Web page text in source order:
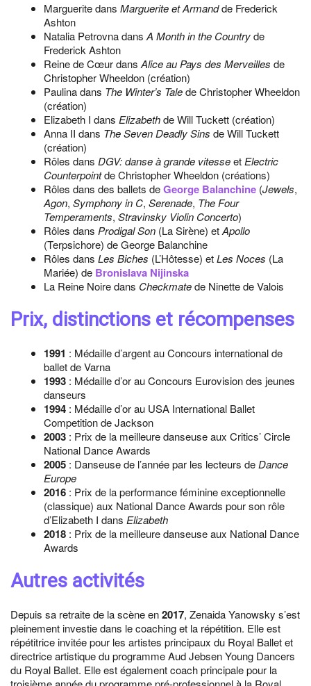
Marguerite dans Marguerite et Armandde Frederick
Ashton
Natalia Petrovna dansA Month in the Countryde
Frederick Ashton
Reine de Cœur dansAlice au Pays des Merveilles de
Christopher Wheeldon (création)
Paulina dans The Winter’s Talede Christopher Wheeldon
(création)
Elizabeth I dans Elizabethde Will Tuckett (création)
Anna II dans The Seven Deadly Sins de Will Tuckett
(création)
Rôles dans DGV: danse à grande vitesseetElectric
Counterpointde Christopher Wheeldon (créations)
Rôles dans des ballets deGeorge Balanchine (Jewels,
Agon, Symphony in C, Serenade, The Four
Temperaments, Stravinsky Violin Concerto)
Rôles dans Prodigal Son (La Sirène) etApollo
(Terpsichore) de George Balanchine
Rôles dans Les Biches (L’Hôtesse) etLes Noces (La
Mariée) de Bronislava Nijinska
La Reine Noire dans Checkmatede Ninette de Valois
Prix, distinctions et récompenses
1991 : Médaille d’argent au Concours international de
ballet de Varna
1993 : Médaille d’or au Concours Eurovision des jeunes
danseurs
1994 : Médaille d’or au USA International Ballet
Competition de Jackson
2003 : Prix de la meilleure danseuse aux Critics’ Circle
National Dance Awards
2005 : Danseuse de l’année par les lecteurs deDance
Europe
2016 : Prix de la performance féminine exceptionnelle
(classique) aux National Dance Awards pour son rôle
d’Elizabeth I dans Elizabeth
2018 : Prix de la meilleure danseuse aux National Dance
Awards
Autres activités
Depuis sa retraite de la scène en2017, Zenaida Yanowsky s’est
pleinement investie dans le coaching et la répétition. Elle est
répétitrice invitée pour les artistes principaux du Royal Ballet et
directrice artistique du programme Aud Jebsen Young Dancers
du Royal Ballet. Elle est également coach principale pour la